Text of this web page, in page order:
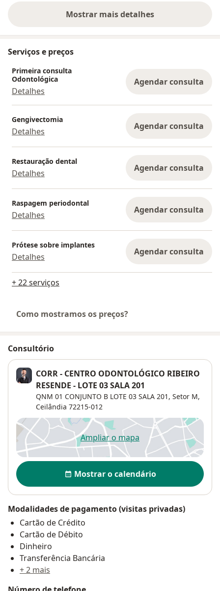
Mostrar mais detalhes
sobre a experiência
Serviços e preços
Primeira consulta
Odontológica
Detalhes
Agendar consulta
Gengivectomia
Detalhes Agendar consulta
Restauração dental
Detalhes Agendar consulta
Raspagem periodontal
Detalhes Agendar consulta
Prótese sobre implantes
Detalhes Agendar consulta
+ 22 serviços
Como mostramos os preços?
Consultório
CORR - CENTRO ODONTOLÓGICO RIBEIRO
RESENDE - LOTE 03 SALA 201
QNM 01 CONJUNTO B LOTE 03 SALA 201, Setor M,
Ceilândia 72215-012
Ampliar o mapaabre num novo separador
Disponibilidade
Mostrar o calendário
Modalidades de pagamento (visitas privadas)
Cartão de Crédito
Cartão de Débito
Dinheiro
Transferência Bancária
+ 2 mais